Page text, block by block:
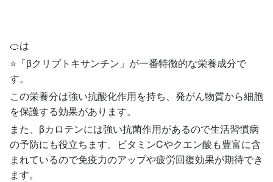
🍊は
⭐️「βクリプトキサンチン」が一番特徴的な栄養成分で
す。
この栄養分は強い抗酸化作用を持ち、発がん物質から細胞
を保護する効果があります。
また、βカロテンには強い抗菌作用があるので生活習慣病
の予防にも役立ちます。ビタミンCやクエン酸も豊富に含
まれているので免疫力のアップや疲労回復効果が期待でき
ます。